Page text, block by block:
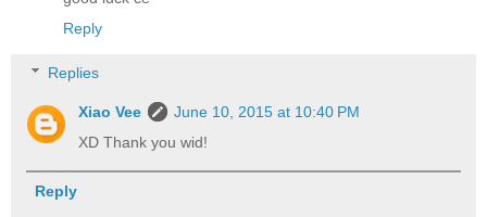
Reply
Replies
Xiao Vee
June 10, 2015 at 10:40 PM
XD Thank you wid!
Reply